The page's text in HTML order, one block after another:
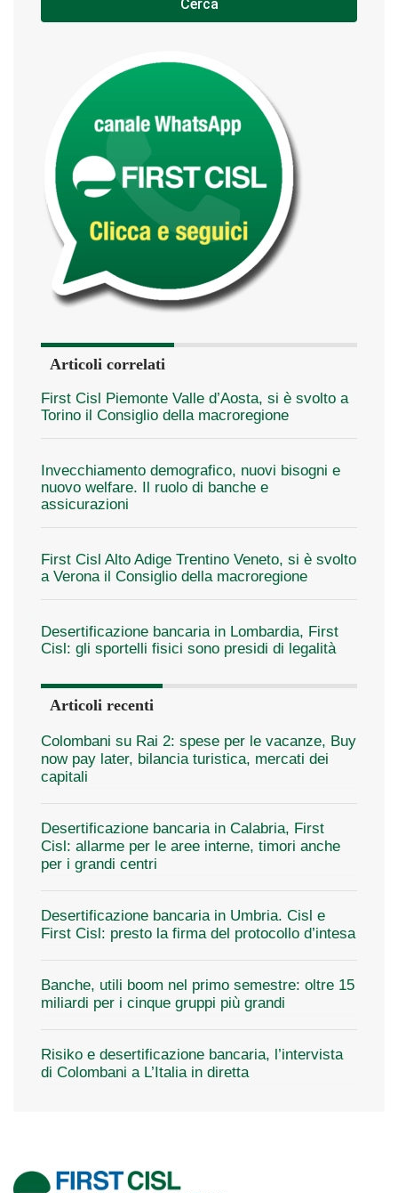
Cerca
Articoli correlati
First Cisl Piemonte Valle d’Aosta, si è svolto a
Torino il Consiglio della macroregione
Invecchiamento demografico, nuovi bisogni e
nuovo welfare. Il ruolo di banche e
assicurazioni
First Cisl Alto Adige Trentino Veneto, si è svolto
a Verona il Consiglio della macroregione
Desertificazione bancaria in Lombardia, First
Cisl: gli sportelli fisici sono presidi di legalità
Articoli recenti
Colombani su Rai 2: spese per le vacanze, Buy
now pay later, bilancia turistica, mercati dei
capitali
Desertificazione bancaria in Calabria, First
Cisl: allarme per le aree interne, timori anche
per i grandi centri
Desertificazione bancaria in Umbria. Cisl e
First Cisl: presto la firma del protocollo d’intesa
Banche, utili boom nel primo semestre: oltre 15
miliardi per i cinque gruppi più grandi
Risiko e desertificazione bancaria, l’intervista
di Colombani a L’Italia in diretta